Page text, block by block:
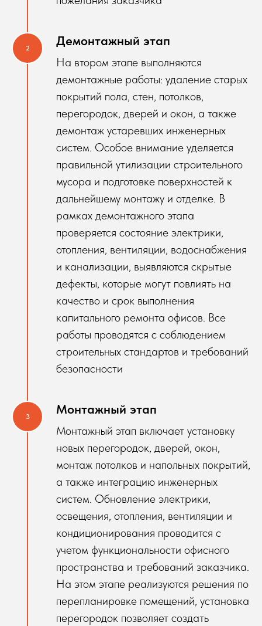
Демонтажный этап
На втором этапе выполняются
демонтажные работы: удаление старых
покрытий пола, стен, потолков,
перегородок, дверей и окон, а также
демонтаж устаревших инженерных
систем. Особое внимание уделяется
правильной утилизации строительного
мусора и подготовке поверхностей к
дальнейшему монтажу и отделке. В
рамках демонтажного этапа
проверяется состояние электрики,
отопления, вентиляции, водоснабжения
и канализации, выявляются скрытые
дефекты, которые могут повлиять на
качество и срок выполнения
капитального ремонта офисов. Все
работы проводятся с соблюдением
строительных стандартов и требований
безопасности
Монтажный этап
Монтажный этап включает установку
новых перегородок, дверей, окон,
монтаж потолков и напольных покрытий,
а также интеграцию инженерных
систем. Обновление электрики,
освещения, отопления, вентиляции и
кондиционирования проводится с
учетом функциональности офисного
пространства и требований заказчика.
На этом этапе реализуются решения по
перепланировке помещений, установка
перегородок позволяет создать